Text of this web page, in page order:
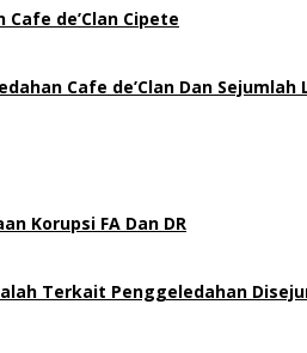
de’Clan Cipete
Cafe de’Clan Dan Sejumlah
Korupsi FA Dan DR
Terkait Penggeledahan